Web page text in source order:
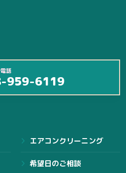
話
959-6119
エアコンクリーニング
希望日のご相談